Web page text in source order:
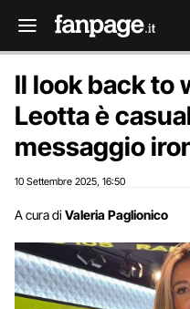
Il look back to
Leotta è
messaggio
10 Settembre 2025 16:50
A cura di Valeria Paglionico